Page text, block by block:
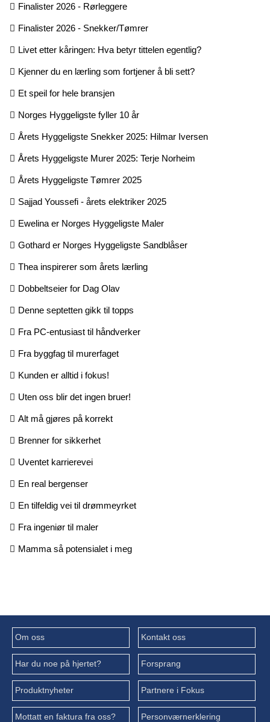
Finalister 2026 - Rørleggere
Finalister 2026 - Snekker/Tømrer
Livet etter kåringen: Hva betyr tittelen egentlig?
Kjenner du en lærling som fortjener å bli sett?
Et speil for hele bransjen
Norges Hyggeligste fyller 10 år
Årets Hyggeligste Snekker 2025: Hilmar Iversen
Årets Hyggeligste Murer 2025: Terje Norheim
Årets Hyggeligste Tømrer 2025
Sajjad Youssefi - årets elektriker 2025
Ewelina er Norges Hyggeligste Maler
Gothard er Norges Hyggeligste Sandblåser
Thea inspirerer som årets lærling
Dobbeltseier for Dag Olav
Denne septetten gikk til topps
Fra PC-entusiast til håndverker
Fra byggfag til murerfaget
Kunden er alltid i fokus!
Uten oss blir det ingen bruer!
Alt må gjøres på korrekt
Brenner for sikkerhet
Uventet karrierevei
En real bergenser
En tilfeldig vei til drømmeyrket
Fra ingeniør til maler
Mamma så potensialet i meg
Om oss Kontakt oss
Har du noe på hjertet? Forsprang
Produktnyheter Partnere i Fokus
Mottatt en faktura fra oss? Personværnerklering